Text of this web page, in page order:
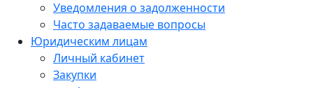
Уведомления о задолженности
Часто задаваемые вопросы
Юридическим лицам
Личный кабинет
Закупки